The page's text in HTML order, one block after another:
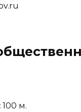
100 м.